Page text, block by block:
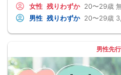
女性 残りわずか 20〜29歳
男性 残りわずか 20〜29歳
男性先行